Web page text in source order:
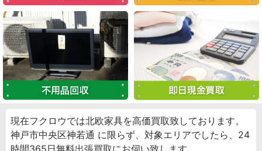
現在フクロウでは北欧家具を高価買取致しております。
神戸市中央区神若通 に限らず、対象エリアでしたら、24
時間365日無料出張買取にお伺い致します。